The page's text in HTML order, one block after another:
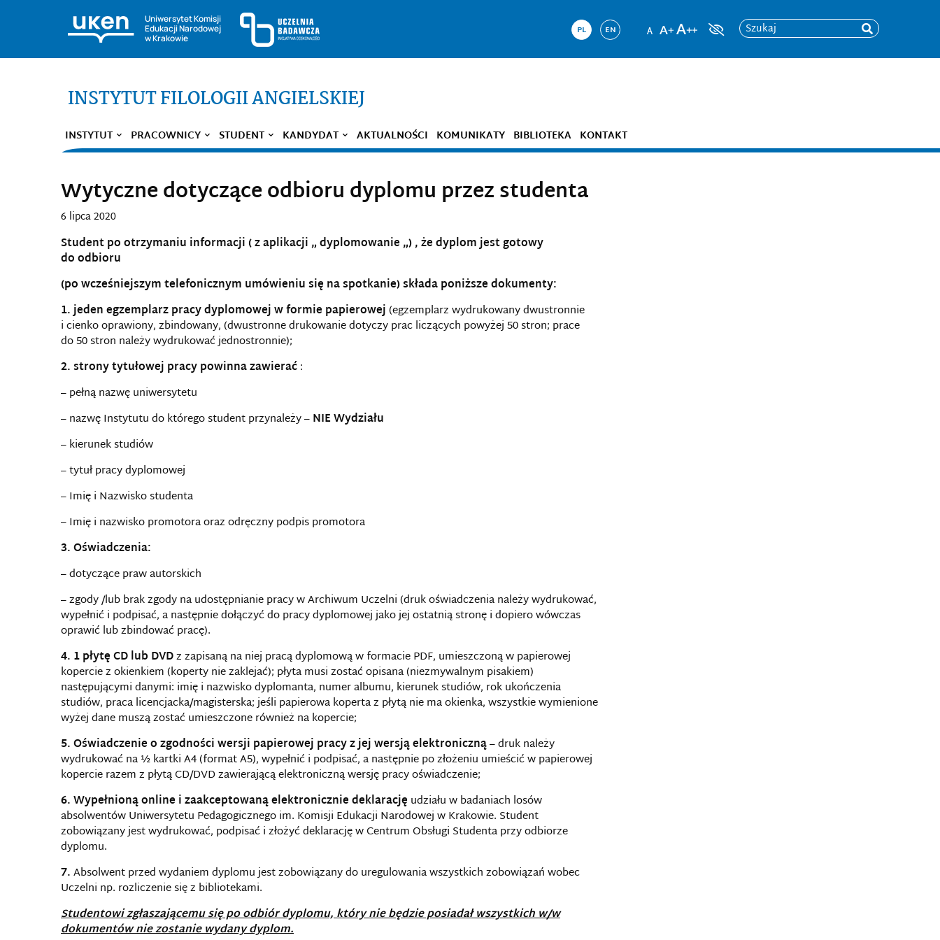
Uniwersytet Komisji
Edukacji Narodowej
w Krakowie
PL EN Szukaj
INSTYTUT FILOLOGII ANGIELSKIEJ
INSTYTUT PRACOWNICY STUDENT KANDYDAT AKTUALNOŚCI KOMUNIKATY BIBLIOTEKA KONTAKT
Wytyczne dotyczące odbioru dyplomu przez studenta
6 lipca 2020
Student po otrzymaniu informacji ( z aplikacji „ dyplomowanie „) , że dyplom jest gotowy
do odbioru
(po wcześniejszym telefonicznym umówieniu się na spotkanie) składa poniższe dokumenty:
1. jeden egzemplarz pracy dyplomowej w formie papierowej(egzemplarz wydrukowany dwustronnie
i cienko oprawiony, zbindowany, (dwustronne drukowanie dotyczy prac liczących powyżej 50 stron; prace
do 50 stron należy wydrukować jednostronnie);
2. strony tytułowej pracy powinna zawierać:
– pełną nazwę uniwersytetu
– nazwę Instytutu do którego student przynależy –NIE Wydziału
– kierunek studiów
– tytuł pracy dyplomowej
– Imię i Nazwisko studenta
– Imię i nazwisko promotora oraz odręczny podpis promotora
3. Oświadczenia:
– dotyczące praw autorskich
– zgody /lub brak zgody na udostępnianie pracy w Archiwum Uczelni (druk oświadczenia należy wydrukować,
wypełnić i podpisać, a następnie dołączyć do pracy dyplomowej jako jej ostatnią stronę i dopiero wówczas
oprawić lub zbindować pracę).
4. 1 płytę CD lub DVDz zapisaną na niej pracą dyplomową w formacie PDF, umieszczoną w papierowej
kopercie z okienkiem (koperty nie zaklejać); płyta musi zostać opisana (niezmywalnym pisakiem)
następującymi danymi: imię i nazwisko dyplomanta, numer albumu, kierunek studiów, rok ukończenia
studiów, praca licencjacka/magisterska; jeśli papierowa koperta z płytą nie ma okienka, wszystkie wymienione
wyżej dane muszą zostać umieszczone również na kopercie;
5. Oświadczenie o zgodności wersji papierowej pracy z jej wersją elektroniczną– druk należy
wydrukować na ½ kartki A4 (format A5), wypełnić i podpisać, a następnie po złożeniu umieścić w papierowej
kopercie razem z płytą CD/DVD zawierającą elektroniczną wersję pracy oświadczenie;
6. Wypełnioną online i zaakceptowaną elektronicznie deklarację udziału w badaniach losów
absolwentów Uniwersytetu Pedagogicznego im. Komisji Edukacji Narodowej w Krakowie. Student
zobowiązany jest wydrukować, podpisać i złożyć deklarację w Centrum Obsługi Studenta przy odbiorze
dyplomu.
7.Absolwent przed wydaniem dyplomu jest zobowiązany do uregulowania wszystkich zobowiązań wobec
Uczelni np. rozliczenie się z bibliotekami.
Studentowi zgłaszającemu się po odbiór dyplomu, który nie będzie posiadał wszystkich w/w
dokumentów nie zostanie wydany dyplom.